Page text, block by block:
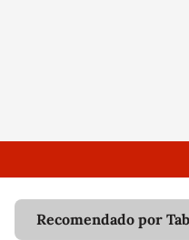
Recomendado por